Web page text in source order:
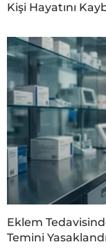
Kişi Hayatını
Eklem
Temini Yasaklandı